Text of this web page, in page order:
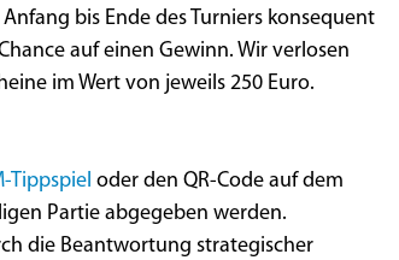
bis Ende des Turniers konsequent
auf einen Gewinn. Wir verlosen
im Wert von jeweils 250 Euro.
Tippspiel oder den QR-Code auf dem
Partie abgegeben werden.
die Beantwortung strategischer